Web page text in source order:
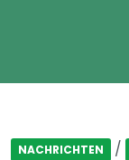
NACHRICHTEN /